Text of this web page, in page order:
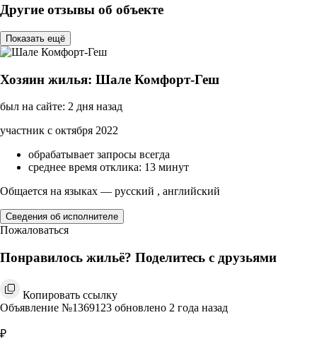
Другие отзывы об объекте
Показать ещё
Хозяин жилья: Шале Комфорт-Геш
был на сайте: 2 дня назад
участник с октября 2022
обрабатывает запросы всегда
среднее время отклика: 13 минут
Общается на языках — русский , английский
Сведения об исполнителе
Пожаловаться
Понравилось жильё? Поделитесь с друзьями
Копировать ссылку
Объявление №1369123 обновлено 2 года назад
₽